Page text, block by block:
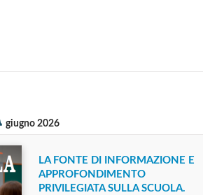
giugno 2026
LA FONTE DI INFORMAZIONE E
APPROFONDIMENTO
PRIVILEGIATA SULLA SCUOLA.